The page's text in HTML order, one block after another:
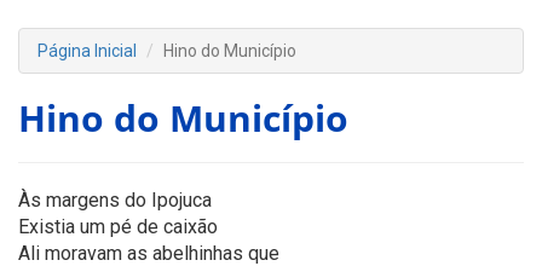
Página Inicial Hino do Município
Hino do Município
Às margens do Ipojuca
Existia um pé de caixão
Ali moravam as abelhinhas que